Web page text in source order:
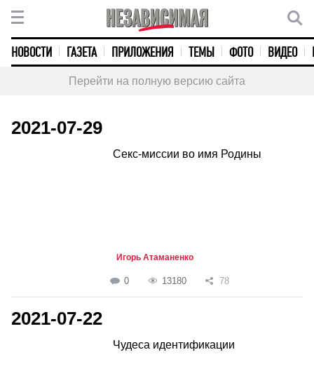
НОВОСТИ ГАЗЕТА ПРИЛОЖЕНИЯ ТЕМЫ ФОТО ВИДЕО
Перейти на полную версию сайта
2021-07-29
Секс-миссии во имя Родины
Игорь Атаманенко
0 13180 78
2021-07-22
Чудеса идентификации